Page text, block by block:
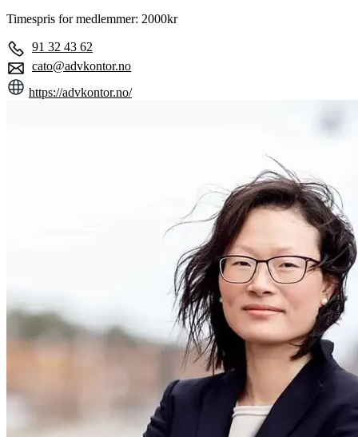
Timespris for medlemmer: 2000kr
91 32 43 62
cato@advkontor.no
https://advkontor.no/